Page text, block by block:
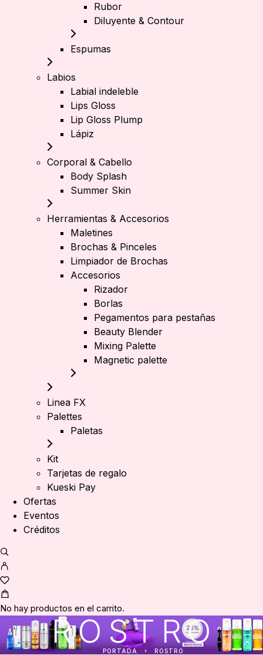
Rubor
Diluyente & Contour
Espumas
Labios
Labial indeleble
Lips Gloss
Lip Gloss Plump
Lápiz
Corporal & Cabello
Body Splash
Summer Skin
Herramientas & Accesorios
Maletines
Brochas & Pinceles
Limpiador de Brochas
Accesorios
Rizador
Borlas
Pegamentos para pestañas
Beauty Blender
Mixing Palette
Magnetic palette
Linea FX
Palettes
Paletas
Kit
Tarjetas de regalo
Kueski Pay
Ofertas
Eventos
Créditos
No hay productos en el carrito.
ROSTRO
PORTADA ROSTRO